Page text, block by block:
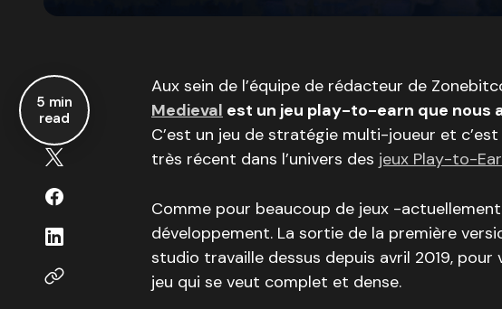
5 min
read
Aux sein de l’équipe de rédacteur de
Medieval est un jeu play-to-earn que nous
C’est un jeu de stratégie multi-joueur et
très récent dans l’univers des jeux Play-to-
Comme pour beaucoup de jeux -
développement. La sortie de la première
studio travaille dessus depuis avril 2019, pour
jeu qui se veut complet et dense.